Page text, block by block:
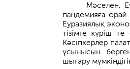
Мәселен,
пандемияға
Еуразиялық
тізімге күріш
Кәсіпкерлер
ұсынысын
шығару